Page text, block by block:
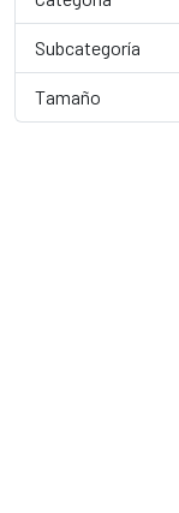
Subcategoría
Tamaño